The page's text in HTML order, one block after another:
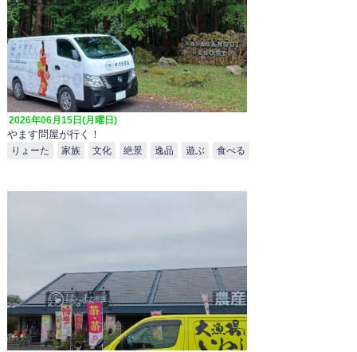
2026年06月15日(月曜日)
やます問屋が行く！
りょーた 家族 文化 絶景 逸品 遊ぶ 食べる